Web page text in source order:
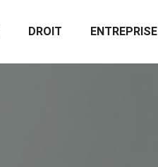
DROIT ENTREPRISE